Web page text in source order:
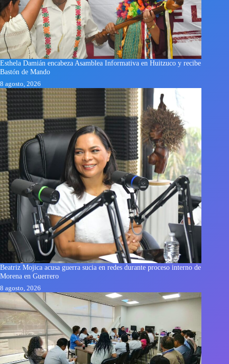
Esthela Damián encabeza Asamblea Informativa en Huitzuco y recibe
Bastón de Mando
8 agosto, 2026
Beatriz Mojica acusa guerra sucia en redes durante proceso interno de
Morena en Guerrero
8 agosto, 2026